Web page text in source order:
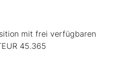
mit frei verfügbaren
45.365